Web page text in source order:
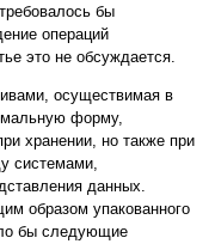
бы
операций
это не обсуждается.
осуществимая в
форму,
хранении, но также при
системами,
данных.
образом упакованного
бы следующие